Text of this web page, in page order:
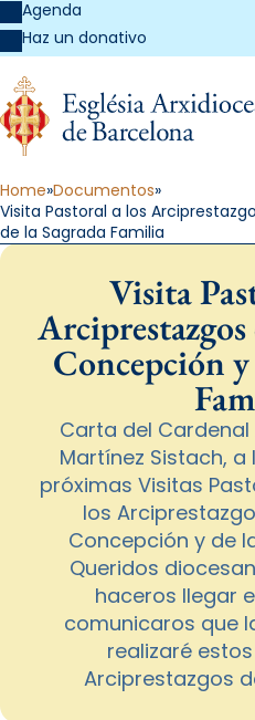
Agenda
Haz un donativo
Home Documentos
Visita Pastoral a los
de la Sagrada Familia
Visita
Concepción y
Carta del Cardenal
Martínez Sistach,
próximas Visitas
los
Concepción y de
Queridos
haceros llegar
comunicaros que
realizaré
Arciprestazgos